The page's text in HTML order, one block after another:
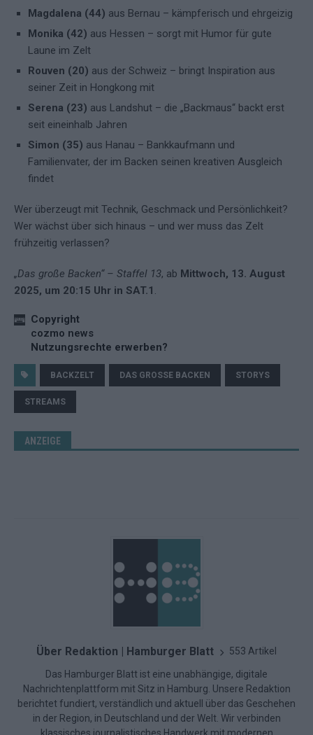
Magdalena (44) aus Bernau – kämpferisch und ehrgeizig
Monika (42) aus Hessen – sorgt mit Humor für gute
Laune im Zelt
Rouven (20) aus der Schweiz – bringt Inspiration aus
seiner Zeit in Hongkong mit
Serena (23) aus Landshut – die „Backmaus“ backt erst
seit eineinhalb Jahren
Simon (35) aus Hanau – Bankkaufmann und
Familienvater, der im Backen seinen kreativen Ausgleich
findet
Wer überzeugt mit Technik, Geschmack und Persönlichkeit?
Wer wächst über sich hinaus – und wer muss das Zelt
frühzeitig verlassen?
„Das große Backen“ – Staffel 13, ab Mittwoch, 13. August
2025, um 20:15 Uhr in SAT.1 .
Copyright
cozmo news
Nutzungsrechte erwerben?
BACKZELT DAS GROSSE BACKEN STORYS
STREAMS
ANZEIGE
Über Redaktion | Hamburger Blatt 553 Artikel
Das Hamburger Blatt ist eine unabhängige, digitale
Nachrichtenplattform mit Sitz in Hamburg. Unsere Redaktion
berichtet fundiert, verständlich und aktuell über das Geschehen
in der Region, in Deutschland und der Welt. Wir verbinden
klassisches journalistisches Handwerk mit modernen